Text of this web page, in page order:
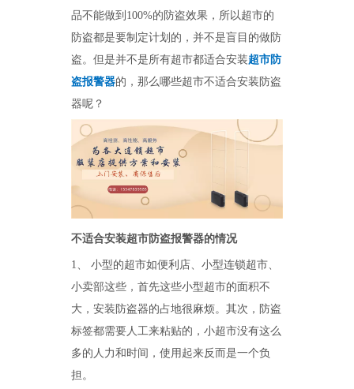
品不能做到100%的防盗效果，所以超市的
防盗都是要制定计划的，并不是盲目的做防
盗。但是并不是所有超市都适合安装超市防
盗报警器的，那么哪些超市不适合安装防盗
器呢？
不适合安装超市防盗报警器的情况
1、 小型的超市如便利店、小型连锁超市、
小卖部这些，首先这些小型超市的面积不
大，安装防盗器的占地很麻烦。其次，防盗
标签都需要人工来粘贴的，小超市没有这么
多的人力和时间，使用起来反而是一个负
担。